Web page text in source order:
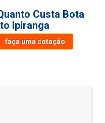
Custa Bota
Ipiranga
faça uma cotação